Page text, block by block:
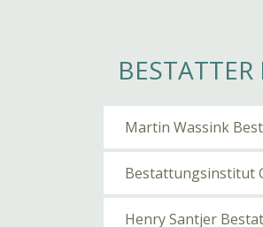
Martin Wassink
Bestattungsinstitut
Henry Santjer